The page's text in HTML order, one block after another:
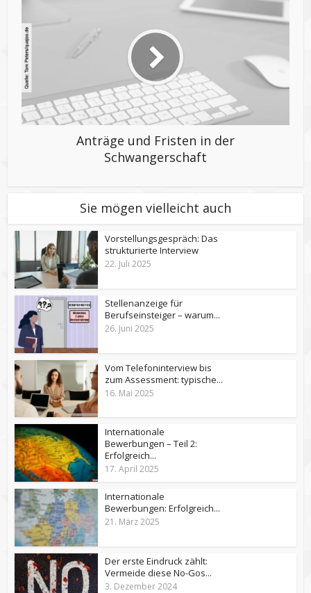
Anträge und Fristen in der
Schwangerschaft
Sie mögen vielleicht auch
Vorstellungsgespräch: Das
strukturierte Interview
22. Juli 2025
Stellenanzeige für
Berufseinsteiger – warum...
26. Juni 2025
Vom Telefoninterview bis
zum Assessment: typische...
16. Mai 2025
Internationale
Bewerbungen – Teil 2:
Erfolgreich...
17. April 2025
Internationale
Bewerbungen: Erfolgreich...
21. März 2025
Der erste Eindruck zählt:
Vermeide diese No-Gos...
3. Dezember 2024